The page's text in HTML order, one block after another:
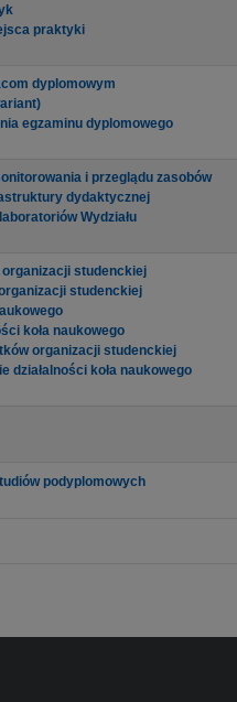
praktyki
dyplomowym
egzaminu dyplomowego
i przeglądu zasobów
dydaktycznej
Wydziału
organizacji studenckiej
studenckiej
koła naukowego
organizacji studenckiej
działalności koła naukowego
podyplomowych